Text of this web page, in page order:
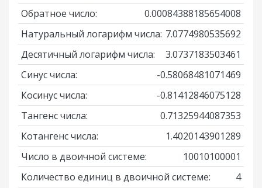
Обратное число:
0.00084388185654008
Натуральный логарифм числа: 7.0774980535692
Десятичный логарифм числа:
3.0737183503461
Синус числа:
-0.58068481071469
Косинус числа:
-0.81412846075128
Тангенс числа:
0.71325944087353
Котангенс числа:
1.4020143901289
Число в двоичной системе:
10010100001
Количество единиц в двоичной системе:
4